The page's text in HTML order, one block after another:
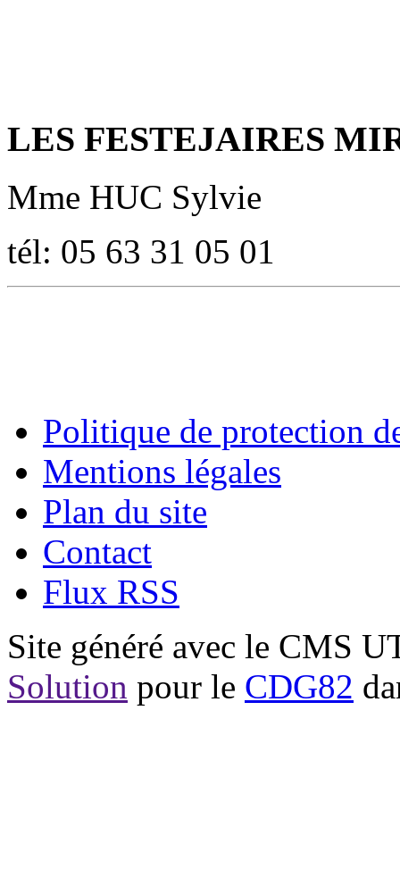
LES FESTEJAIRES
Mme HUC Sylvie
tél: 05 63 31 05 01
Politique de protection
Mentions légales
Plan du site
Contact
Flux RSS
Site généré avec le CMS
Solution pour le CDG82